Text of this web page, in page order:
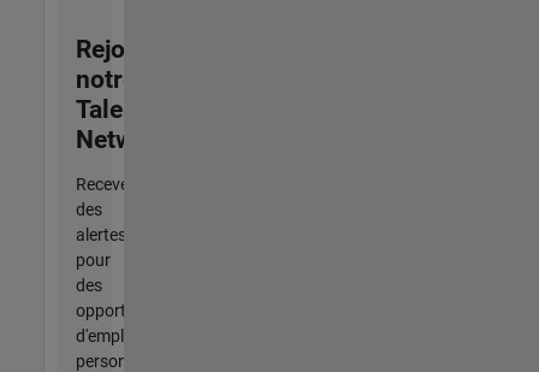
Rejoignez
notre
Talent
Network
Recevez
des
alertes
pour
des
opportunités
d'emploi
personnalisées,